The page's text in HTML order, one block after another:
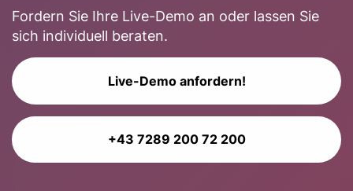
Fordern Sie Ihre Live-Demo an oder lassen Sie
sich individuell beraten.
Live-Demo anfordern!
+43 7289 200 72 200